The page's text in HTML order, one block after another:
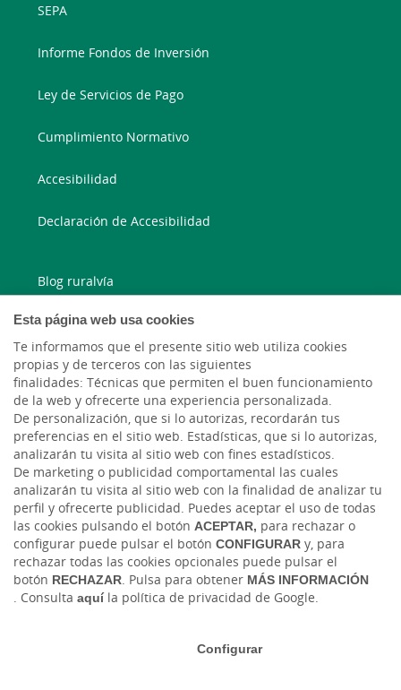
Esta página web usa cookies
Te informamos que el presente sitio web utiliza cookies
propias y de terceros con las siguientes
finalidades: Técnicas que permiten el buen funcionamiento
de la web y ofrecerte una experiencia personalizada.
De personalización, que si lo autorizas, recordarán tus
preferencias en el sitio web. Estadísticas, que si lo autorizas,
analizarán tu visita al sitio web con fines estadísticos.
De marketing o publicidad comportamental las cuales
analizarán tu visita al sitio web con la finalidad de analizar tu
perfil y ofrecerte publicidad. Puedes aceptar el uso de todas
las cookies pulsando el botón ACEPTAR, para rechazar o
configurar puede pulsar el botón CONFIGURAR y, para
rechazar todas las cookies opcionales puede pulsar el
botón RECHAZAR. Pulsa para obtener MÁS INFORMACIÓN
. Consulta aquíla política de privacidad de Google.
Configurar
SEPA
Informe Fondos de Inversión
Ley de Servicios de Pago
Cumplimiento Normativo
Accesibilidad
Declaración de Accesibilidad
Blog ruralvía
Blog Joven In
Facebook
Twitter
Tablón de anuncios Tipos de cambio Aviso legal
Política de cookies
Protección de datos
Ciberseguridad